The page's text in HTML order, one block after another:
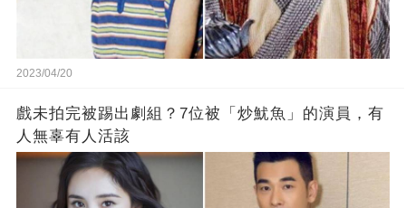
2023/04/20
戲未拍完被踢出劇組？7位被「炒魷魚」的演員，有
人無辜有人活該